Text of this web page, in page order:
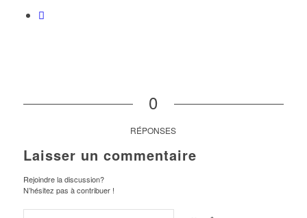
0
RÉPONSES
Laisser un commentaire
Rejoindre la discussion?
N’hésitez pas à contribuer !